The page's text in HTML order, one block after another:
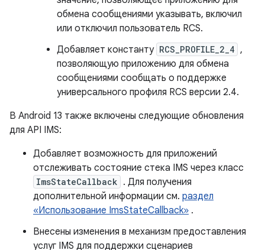
обмена сообщениями указывать, включил
или отключил пользователь RCS.
Добавляет константу RCS_PROFILE_2_4 ,
позволяющую приложению для обмена
сообщениями сообщать о поддержке
универсального профиля RCS версии 2.4.
В Android 13 также включены следующие обновления
для API IMS:
Добавляет возможность для приложений
отслеживать состояние стека IMS через класс
ImsStateCallback . Для получения
дополнительной информации см. раздел
«Использование ImsStateCallback» .
Внесены изменения в механизм предоставления
услуг IMS для поддержки сценариев